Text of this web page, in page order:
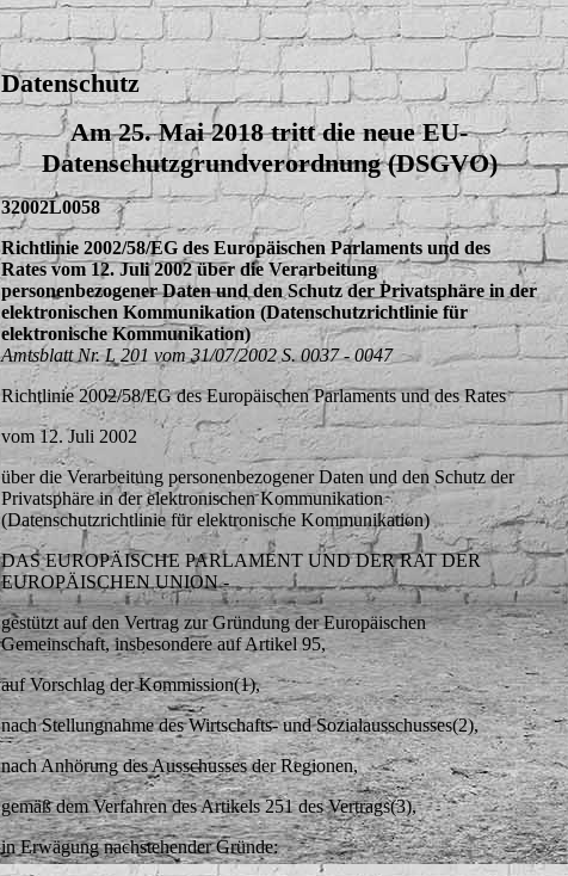
Datenschutz
Am 25. Mai 2018 tritt die neue EU-
Datenschutzgrundverordnung (DSGVO)
32002L0058
Richtlinie 2002/58/EG des Europäischen Parlaments und des
Rates vom 12. Juli 2002 über die Verarbeitung
personenbezogener Daten und den Schutz der Privatsphäre in der
elektronischen Kommunikation (Datenschutzrichtlinie für
elektronische Kommunikation)
Amtsblatt Nr. L 201 vom 31/07/2002 S. 0037 - 0047
Richtlinie 2002/58/EG des Europäischen Parlaments und des Rates
vom 12. Juli 2002
über die Verarbeitung personenbezogener Daten und den Schutz der
Privatsphäre in der elektronischen Kommunikation
(Datenschutzrichtlinie für elektronische Kommunikation)
DAS EUROPÄISCHE PARLAMENT UND DER RAT DER
EUROPÄISCHEN UNION -
gestützt auf den Vertrag zur Gründung der Europäischen
Gemeinschaft, insbesondere auf Artikel 95,
auf Vorschlag der Kommission(1),
nach Stellungnahme des Wirtschafts- und Sozialausschusses(2),
nach Anhörung des Ausschusses der Regionen,
gemäß dem Verfahren des Artikels 251 des Vertrags(3),
in Erwägung nachstehender Gründe: